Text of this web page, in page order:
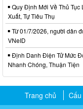
Quy Định Mới Về Thủ
Xuất, Tự Tiêu Thụ
Từ 01/7/2026, người dân
VNeID
Định Danh Điện Tử Mức
Nhanh Chóng, Thuận Tiện
Trang chủ